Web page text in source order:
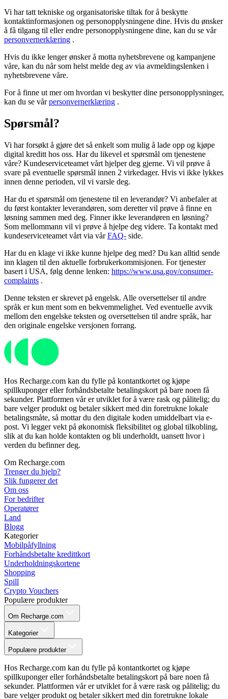
Vi har tatt tekniske og organisatoriske tiltak for å beskytte
kontaktinformasjonen og personopplysningene dine. Hvis du ønsker
å få tilgang til eller endre personopplysningene dine, kan du se vår
personvernerklæring .
Hvis du ikke lenger ønsker å motta nyhetsbrevene og kampanjene
våre, kan du når som helst melde deg av via avmeldingslenken i
nyhetsbrevene våre.
For å finne ut mer om hvordan vi beskytter dine personopplysninger,
kan du se vårpersonvernerklæring .
Spørsmål?
Vi har forsøkt å gjøre det så enkelt som mulig å lade opp og kjøpe
digital kreditt hos oss. Har du likevel et spørsmål om tjenestene
våre? Kundeserviceteamet vårt hjelper deg gjerne. Vi vil prøve å
svare på eventuelle spørsmål innen 2 virkedager. Hvis vi ikke lykkes
innen denne perioden, vil vi varsle deg.
Har du et spørsmål om tjenestene til en leverandør? Vi anbefaler at
du først kontakter leverandøren, som deretter vil prøve å finne en
løsning sammen med deg. Finner ikke leverandøren en løsning?
Som mellommann vil vi prøve å hjelpe deg videre. Ta kontakt med
kundeserviceteamet vårt via vårFAQ- side.
Har du en klage vi ikke kunne hjelpe deg med? Du kan alltid sende
inn klagen til den aktuelle forbrukerkommisjonen. For tjenester
basert i USA, følg denne lenken: https://www.usa.gov/consumer-
complaints .
Denne teksten er skrevet på engelsk. Alle oversettelser til andre
språk er kun ment som en bekvemmelighet. Ved eventuelle avvik
mellom den engelske teksten og oversettelsen til andre språk, har
den originale engelske versjonen forrang.
Hos Recharge.com kan du fylle på kontantkortet og kjøpe
spillkuponger eller forhåndsbetalte betalingskort på bare noen få
sekunder. Plattformen vår er utviklet for å være rask og pålitelig; du
bare velger produkt og betaler sikkert med din foretrukne lokale
betalingsmåte, så mottar du den digitale koden umiddelbart via e-
post. Vi legger vekt på økonomisk fleksibilitet og global tilkobling,
slik at du kan holde kontakten og bli underholdt, uansett hvor i
verden du befinner deg.
Om Recharge.com
Trenger du hjelp?
Slik fungerer det
Om oss
For bedrifter
Operatører
Land
Blogg
Kategorier
Mobilpåfyllning
Forhåndsbetalte kredittkort
Underholdningskortene
Shopping
Spill
Crypto Vouchers
Populære produkter
Om Recharge.com
Kategorier
Populære produkter
Hos Recharge.com kan du fylle på kontantkortet og kjøpe
spillkuponger eller forhåndsbetalte betalingskort på bare noen få
sekunder. Plattformen vår er utviklet for å være rask og pålitelig; du
bare velger produkt og betaler sikkert med din foretrukne lokale